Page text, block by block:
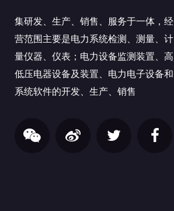
集研发、生产、销售、服务于一体，经
营范围主要是电力系统检测、测量、计
量仪器、仪表；电力设备监测装置、高
低压电器设备及装置、电力电子设备和
系统软件的开发、生产、销售